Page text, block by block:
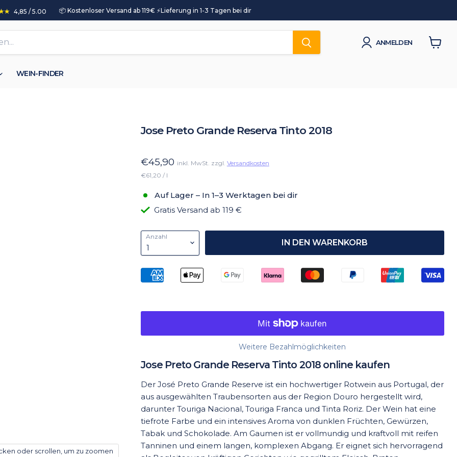
4,85 / 5.00 📦 Kostenloser Versand ab 119€ ⚡️Lieferung in 1-3 Tagen bei dir
ANMELDEN
WEIN-FINDER
oder scrollen, um zu zoomen
Jose Preto Grande Reserva Tinto 2018
€45,90 inkl. MwSt. zzgl. Versandkosten
€61,20 / l
Auf Lager – In 1–3 Werktagen bei dir
Gratis Versand ab 119 €
Anzahl
IN DEN WARENKORB
Weitere Bezahlmöglichkeiten
Jose Preto Grande Reserva Tinto 2018 online kaufen
Der José Preto Grande Reserve ist ein hochwertiger Rotwein aus Portugal, der
aus ausgewählten Traubensorten aus der Region Douro hergestellt wird,
darunter Touriga Nacional, Touriga Franca und Tinta Roriz. Der Wein hat eine
tiefrote Farbe und ein intensives Aroma von dunklen Früchten, Gewürzen,
Tabak und Schokolade. Am Gaumen ist er vollmundig und kraftvoll mit reifen
Tanninen und einem langen, komplexen Abgang. Er eignet sich hervorragend